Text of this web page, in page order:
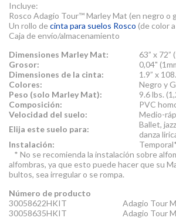
Incluye:
Rosco Adagio Tour™ Marley Mat (en negro o
Un rollo decinta para suelos Rosco (de color
Caja de envío/almacenamiento
Dimensiones Marley Mat:
63” x 72”
Grosor:
0,04"
Dimensiones de la cinta:
1.9” x
Colores:
Negro y
Peso (solo Marley Mat):
9.6 lbs.
Composición:
PVC
Velocidad del suelo:
Medio-
Elija este suelo para:
Ballet,
danza
Instalación:
* No se recomienda la instalación sobre
alfombras, ya que esto puede hacer que su
bultos, sea irregular o se rompa.
Número de producto
30058622HKIT
Adagio Tour
30058635HKIT
Adagio Tour